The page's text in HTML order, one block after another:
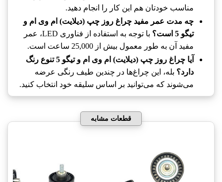
مناسب خودتان هم این کار را انجام دهید.
چه مدت عمر مفید چراغ روز چپ (دیلایت) ام وی ام و
تیگو 5 است؟
با توجه به استفاده از فناوری LED، عمر
مفید آن به طور معمول بیش از 25,000 ساعت است.
آیا چراغ روز چپ (دیلایت) ام وی ام و تیگو 5 تنوع رنگ
دارد؟ بله، این چراغ‌ها در چندین طیف رنگی عرضه
می‌شوند که می‌توانید بر اساس سلیقه خود انتخاب کنید.
قطعات مشابه